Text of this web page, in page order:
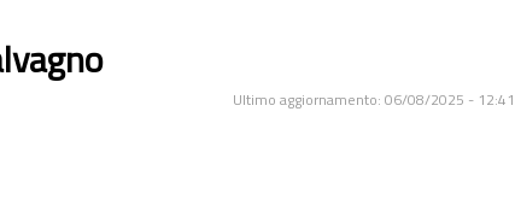
Ultimo aggiornamento: 06/08/2025 - 12:41